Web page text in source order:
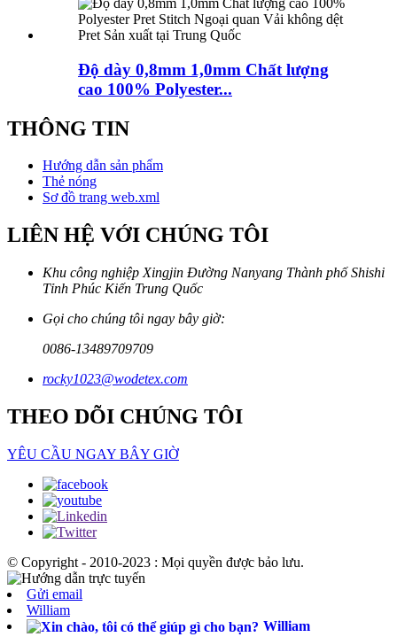
Độ dày 0,8mm 1,0mm Chất lượng
cao 100% Polyester...
THÔNG TIN
Hướng dẫn sản phẩm
Thẻ nóng
Sơ đồ trang web.xml
LIÊN HỆ VỚI CHÚNG TÔI
Khu công nghiệp Xingjin Đường Nanyang Thành phố Shishi
Tỉnh Phúc Kiến Trung Quốc
Gọi cho chúng tôi ngay bây giờ:
0086-13489709709
rocky1023@wodetex.com
THEO DÕI CHÚNG TÔI
YÊU CẦU NGAY BÂY GIỜ
© Copyright - 2010-2023 : Mọi quyền được bảo lưu.
Gửi email
William
William